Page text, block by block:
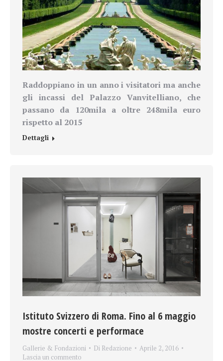
Raddoppiano in un anno i visitatori ma anche
gli incassi del Palazzo Vanvitelliano, che
passano da 120mila a oltre 248mila euro
rispetto al 2015
Dettagli
Istituto Svizzero di Roma. Fino al 6 maggio
mostre concerti e performace
Gallerie & Fondazioni Di Redazione
Aprile 2, 2016
Lascia un commento